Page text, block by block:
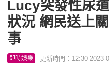
Lucy突發性尿
狀況 網民送上
事
即時娛樂 更新時間：12:30 2023-